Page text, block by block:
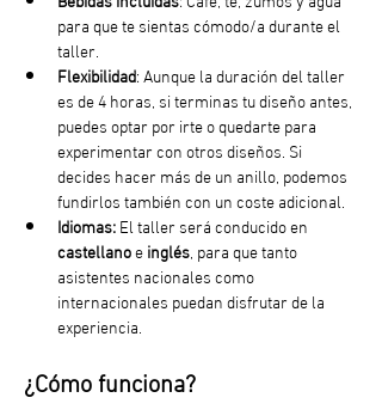
para que te sientas cómodo/a durante el
taller.
Flexibilidad: Aunque la duración del taller
es de 4 horas, si terminas tu diseño antes,
puedes optar por irte o quedarte para
experimentar con otros diseños. Si
decides hacer más de un anillo, podemos
fundirlos también con un coste adicional.
Idiomas: El taller será conducido en
castellano e inglés, para que tanto
asistentes nacionales como
internacionales puedan disfrutar de la
experiencia.
¿Cómo funciona?